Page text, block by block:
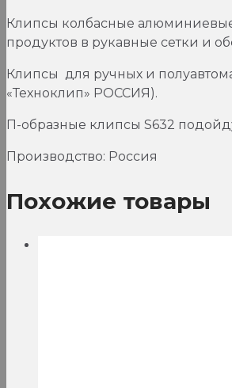
Россия
Клипсы колбасные
продуктов в рукавные сетки и
Клипсы для ручных и
«Техноклип» РОССИЯ).
П-образные клипсы S632
Производство: Россия
Похожие товары